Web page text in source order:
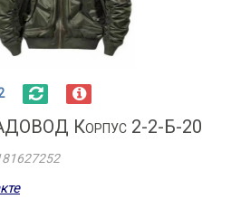
Корпус 2-2-Б-20